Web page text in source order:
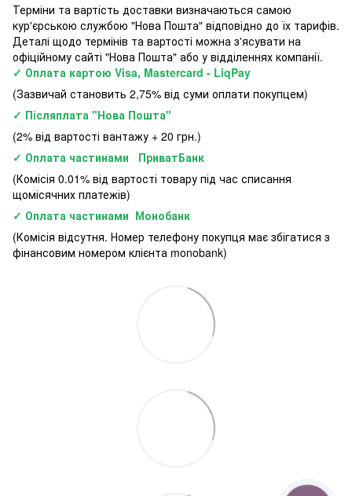
Терміни та вартість доставки визначаються самою
кур'єрською службою "Нова Пошта" відповідно до їх тарифів.
Деталі щодо термінів та вартості можна з'ясувати на
офіційному сайті "Нова Пошта" або у відділеннях компанії.
✓ Оплата картою Visa, Mastercard - LiqPay
(Зазвичай становить 2,75% від суми оплати покупцем)
✓ Післяплата "Нова Пошта"
(2% від вартості вантажу + 20 грн.)
✓ Оплата частинами ПриватБанк
(Комісія 0.01% від вартості товару під час списання
щомісячних платежів)
✓ Оплата частинами Монобанк
(Комісія відсутня. Номер телефону покупця має збігатися з
фінансовим номером клієнта monobank)